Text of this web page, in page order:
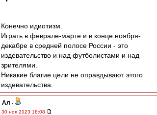
Конечно идиотизм.
Играть в феврале-марте и в конце ноября-
декабре в средней полосе России - это
издевательство и над футболистами и над
зрителями.
Никакие благие цели не оправдывают этого
издевательства.
Ал -
30 ноя 2023 18:08